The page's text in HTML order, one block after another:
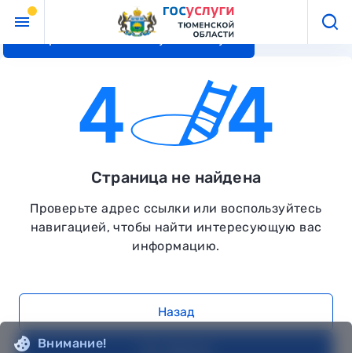
Перейти к основному контенту
Страница не найдена
Проверьте адрес ссылки или воспользуйтесь
навигацией, чтобы найти интересующую вас
информацию.
Назад
Внимание!